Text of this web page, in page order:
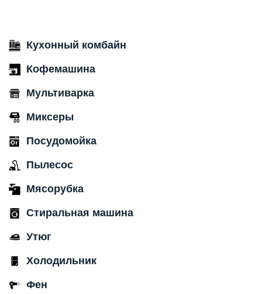
Кухонный комбайн
Кофемашина
Мультиварка
Миксеры
Посудомойка
Пылесос
Мясорубка
Стиральная машина
Утюг
Холодильник
Фен